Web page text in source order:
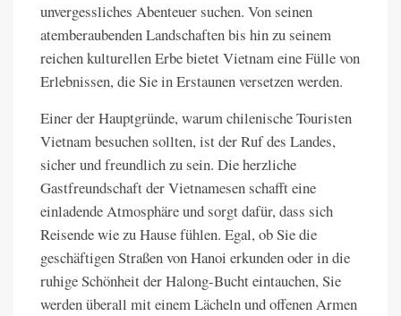
unvergessliches Abenteuer suchen. Von seinen
atemberaubenden Landschaften bis hin zu seinem
reichen kulturellen Erbe bietet Vietnam eine Fülle von
Erlebnissen, die Sie in Erstaunen versetzen werden.
Einer der Hauptgründe, warum chilenische Touristen
Vietnam besuchen sollten, ist der Ruf des Landes,
sicher und freundlich zu sein. Die herzliche
Gastfreundschaft der Vietnamesen schafft eine
einladende Atmosphäre und sorgt dafür, dass sich
Reisende wie zu Hause fühlen. Egal, ob Sie die
geschäftigen Straßen von Hanoi erkunden oder in die
ruhige Schönheit der Halong-Bucht eintauchen, Sie
werden überall mit einem Lächeln und offenen Armen